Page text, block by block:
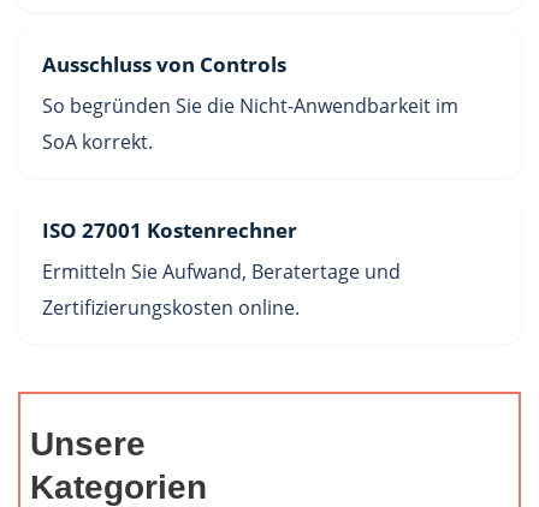
Ausschluss von Controls
So begründen Sie die Nicht-Anwendbarkeit im
SoA korrekt.
ISO 27001 Kostenrechner
Ermitteln Sie Aufwand, Beratertage und
Zertifizierungskosten online.
Unsere
Kategorien